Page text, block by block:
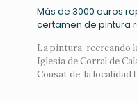
Más de 3000 euros
certamen de pintura
La pintura recreando
Iglesia de Corral de
Cousat de la localidad